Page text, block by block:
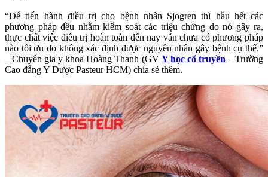
“Để tiến hành điều trị cho bệnh nhân Sjogren thì hầu hết các
phương pháp đều nhằm kiểm soát các triệu chứng do nó gây ra,
thực chất việc điều trị hoàn toàn đến nay vẫn chưa có phương pháp
nào tối ưu do không xác định được nguyên nhân gây bệnh cụ thể.”
– Chuyên gia y khoa Hoàng Thanh (GV Y học cổ truyền – Trường
Cao đẳng Y Dược Pasteur HCM) chia sẻ thêm.